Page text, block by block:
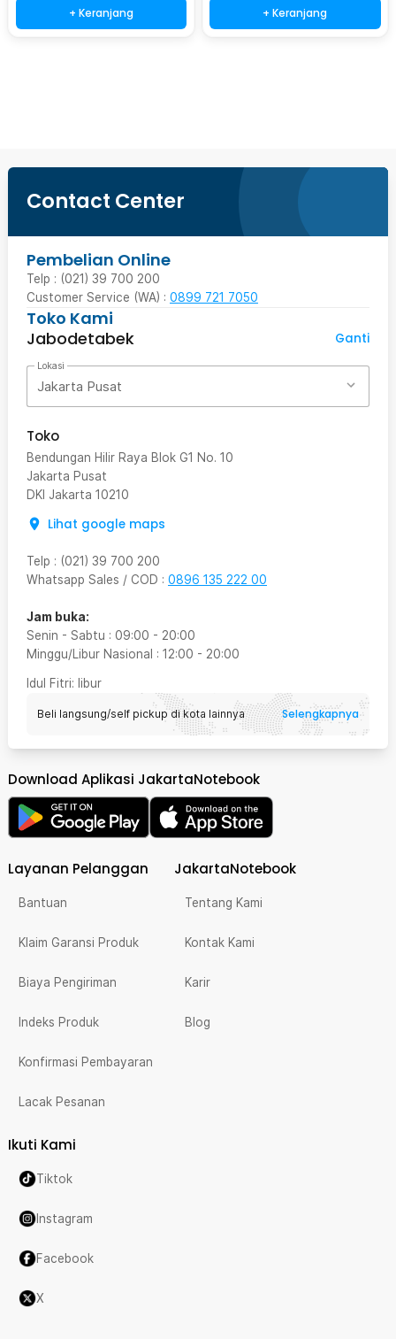
+ Keranjang + Keranjang
Contact Center
Pembelian Online
Telp : (021) 39 700 200
Customer Service (WA) : 0899 721 7050
Toko Kami
Jabodetabek
Ganti
Lokasi
Jakarta Pusat
Toko
Bendungan Hilir Raya Blok G1 No. 10
Jakarta Pusat
DKI Jakarta 10210
Lihat google maps
Telp : (021) 39 700 200
Whatsapp Sales / COD : 0896 135 222 00
Jam buka:
Senin - Sabtu : 09:00 - 20:00
Minggu/Libur Nasional : 12:00 - 20:00
Idul Fitri: libur
Beli langsung/self pickup di kota lainnya Selengkapnya
Download Aplikasi JakartaNotebook
Layanan Pelanggan
Bantuan
Klaim Garansi Produk
Biaya Pengiriman
Indeks Produk
Konfirmasi Pembayaran
Lacak Pesanan
JakartaNotebook
Tentang Kami
Kontak Kami
Karir
Blog
Ikuti Kami
Tiktok
Instagram
Facebook
X